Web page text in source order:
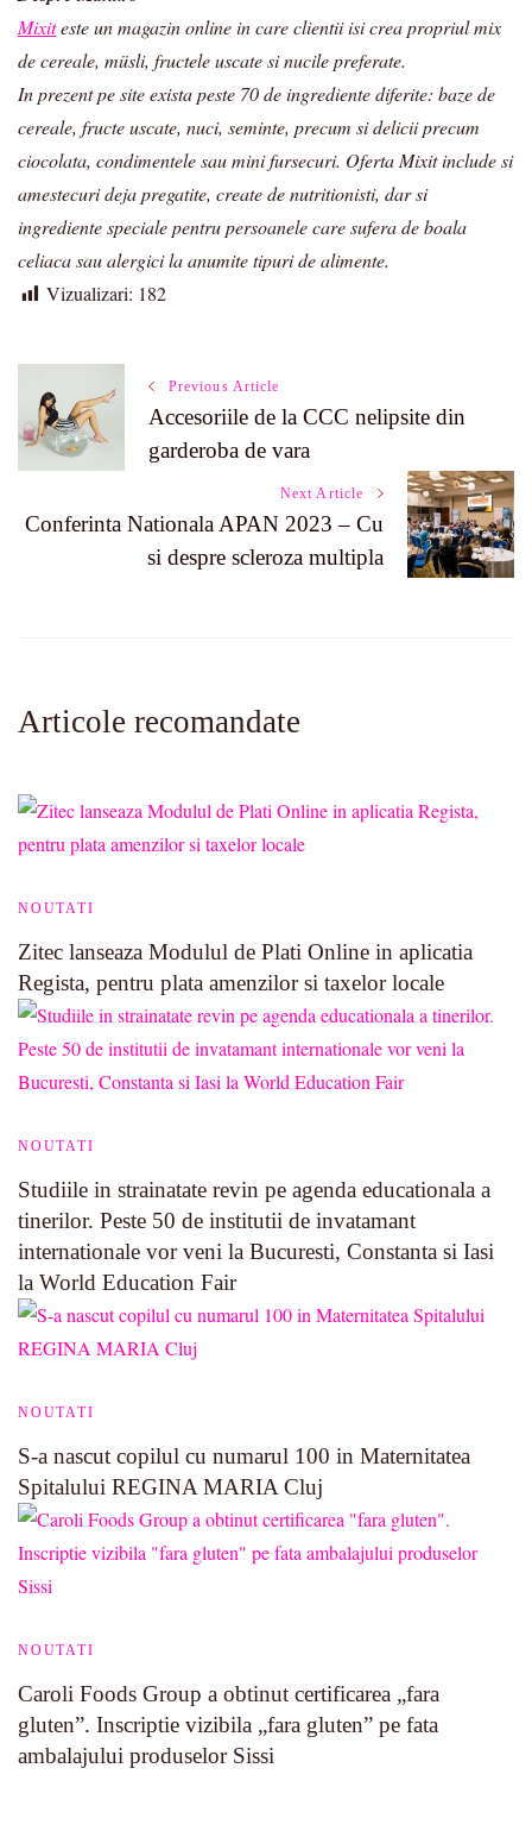
Mixiteste un magazin online in care clientii isi crea propriul mix
de cereale, müsli, fructele uscate si nucile preferate.
In prezent pe site exista peste 70 de ingrediente diferite: baze de
cereale, fructe uscate, nuci, seminte, precum si delicii precum
ciocolata, condimentele sau mini fursecuri. Oferta Mixit include si
amestecuri deja pregatite, create de nutritionisti, dar si
ingrediente speciale pentru persoanele care sufera de boala
celiaca sau alergici la anumite tipuri de alimente.
Vizualizari: 182
Post
Navigation
Previous Article
Accesoriile de la CCC nelipsite din
garderoba de vara
Next Article
Conferinta Nationala APAN 2023 – Cu
si despre scleroza multipla
Articole recomandate
NOUTATI
Zitec lanseaza Modulul de Plati Online in aplicatia
Regista, pentru plata amenzilor si taxelor locale
NOUTATI
Studiile in strainatate revin pe agenda educationala a
tinerilor. Peste 50 de institutii de invatamant
internationale vor veni la Bucuresti, Constanta si Iasi
la World Education Fair
NOUTATI
S-a nascut copilul cu numarul 100 in Maternitatea
Spitalului REGINA MARIA Cluj
NOUTATI
Caroli Foods Group a obtinut certificarea „fara
gluten”. Inscriptie vizibila „fara gluten” pe fata
ambalajului produselor Sissi